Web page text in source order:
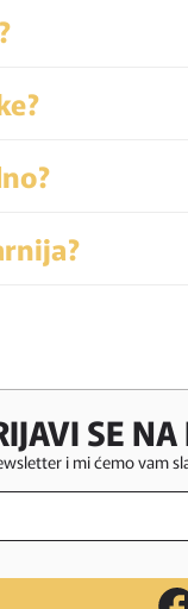
SE
i mi ćemo vam